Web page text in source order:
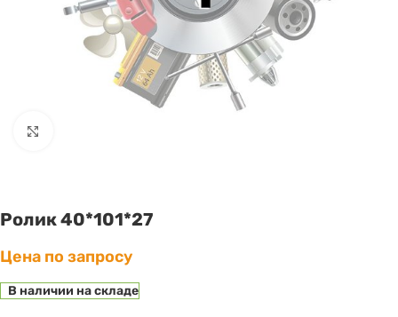
Ролик 40*101*27
Цена по запросу
В наличии на складе